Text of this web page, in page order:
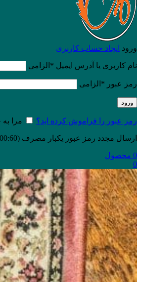
ورود ایجاد حساب کاربری
نام کاربری یا آدرس ایمیل * الزامی
رمز عبور * الزامی
ورود
رمز عبور را فراموش کرده اید؟ مرا به
ارسال مجدد رمز عبور یکبار مصرف (00:
60
0 محصول
0